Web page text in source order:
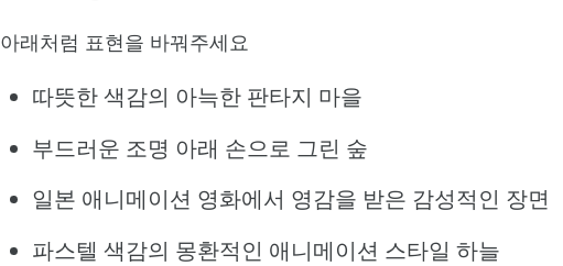
아래처럼 표현을 바꿔주세요
따뜻한 색감의 아늑한 판타지 마을
부드러운 조명 아래 손으로 그린 숲
일본 애니메이션 영화에서 영감을 받은 감성적인 장면
파스텔 색감의 몽환적인 애니메이션 스타일 하늘